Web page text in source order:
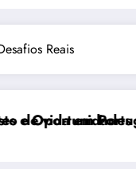
Reais
reais e